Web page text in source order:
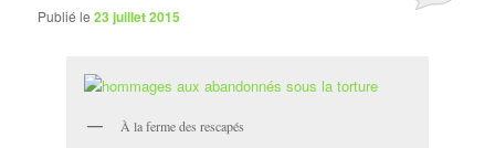
Publié le23 juillet 2015
À la ferme des rescapés